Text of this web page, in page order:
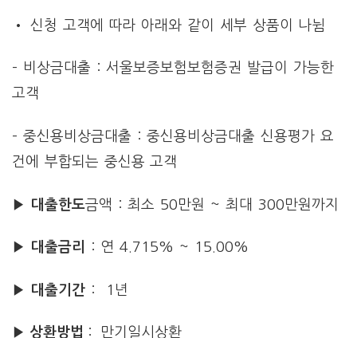
• 신청 고객에 따라 아래와 같이 세부 상품이 나뉨
– 비상금대출 : 서울보증보험보험증권 발급이 가능한
고객
– 중신용비상금대출 : 중신용비상금대출 신용평가 요
건에 부합되는 중신용 고객
▶ 대출한도금액 : 최소 50만원 ~ 최대 300만원까지
▶ 대출금리 : 연 4.715% ~ 15.00%
▶ 대출기간: 1년
▶ 상환방법 : 만기일시상환